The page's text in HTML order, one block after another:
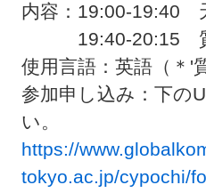
内容：19:00-19:40
19:40-20:15 質
使用言語：英語（＊'
参加申し込み：下の
い。
https://
tokyo.ac.jp/cypochi/